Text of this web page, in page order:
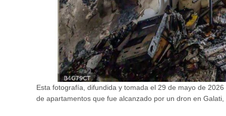
Esta fotografía, difundida y tomada el 29 de mayo de
de apartamentos que fue alcanzado por un dron en